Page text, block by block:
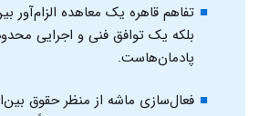
تفاهم قاهره یک معاهده الزام‌آور
بلکه یک توافق فنی و اجرایی
پادمان‌هاست.
فعال‌سازی ماشه از منظر حقوق